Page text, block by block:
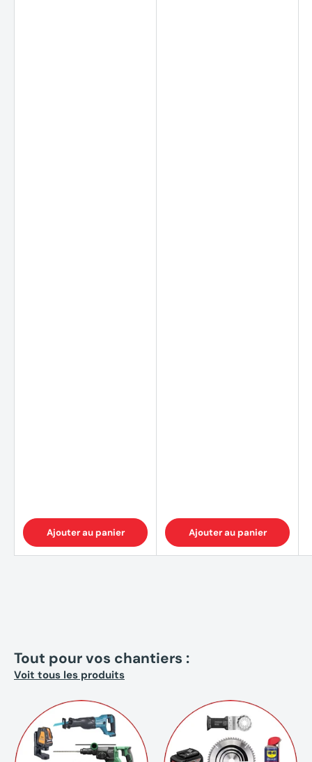
Ajouter au panier Ajouter au panier
Tout pour vos chantiers :
Voit tous les produits